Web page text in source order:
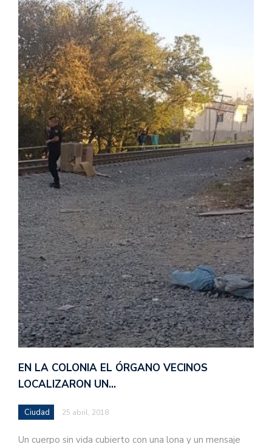
EN LA COLONIA EL ÓRGANO VECINOS
LOCALIZARON UN…
Ciudad 25 abril, 2018
Un cuerpo sin vida cubierto con una lona y un mensaje